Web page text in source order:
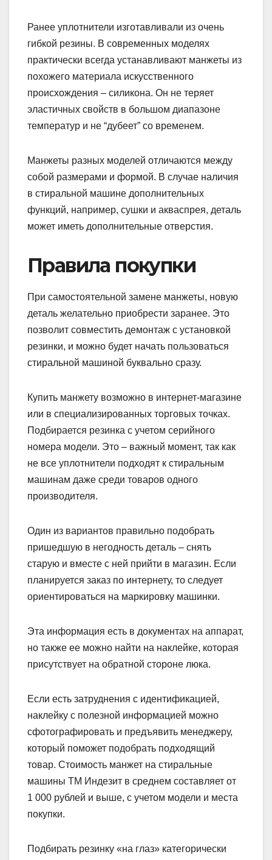
Ранее уплотнители изготавливали из очень
гибкой резины. В современных моделях
практически всегда устанавливают манжеты из
похожего материала искусственного
происхождения – силикона. Он не теряет
эластичных свойств в большом диапазоне
температур и не “дубеет” со временем.
Манжеты разных моделей отличаются между
собой размерами и формой. В случае наличия
в стиральной машине дополнительных
функций, например, сушки и акваспрея, деталь
может иметь дополнительные отверстия.
Правила покупки
При самостоятельной замене манжеты, новую
деталь желательно приобрести заранее. Это
позволит совместить демонтаж с установкой
резинки, и можно будет начать пользоваться
стиральной машиной буквально сразу.
Купить манжету возможно в интернет-магазине
или в специализированных торговых точках.
Подбирается резинка с учетом серийного
номера модели. Это – важный момент, так как
не все уплотнители подходят к стиральным
машинам даже среди товаров одного
производителя.
Один из вариантов правильно подобрать
пришедшую в негодность деталь – снять
старую и вместе с ней прийти в магазин. Если
планируется заказ по интернету, то следует
ориентироваться на маркировку машинки.
Эта информация есть в документах на аппарат,
но также ее можно найти на наклейке, которая
присутствует на обратной стороне люка.
Если есть затруднения с идентификацией,
наклейку с полезной информацией можно
сфотографировать и предъявить менеджеру,
который поможет подобрать подходящий
товар. Стоимость манжет на стиральные
машины ТМ Индезит в среднем составляет от
1 000 рублей и выше, с учетом модели и места
покупки.
Подбирать резинку «на глаз» категорически